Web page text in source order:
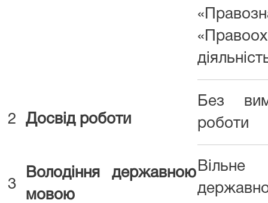
2 Досвід роботи
Без
роботи
3
Володіння державною
мовою